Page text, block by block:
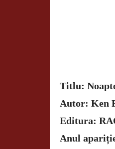
Titlu:
Autor: Ken
Editura:
Anul